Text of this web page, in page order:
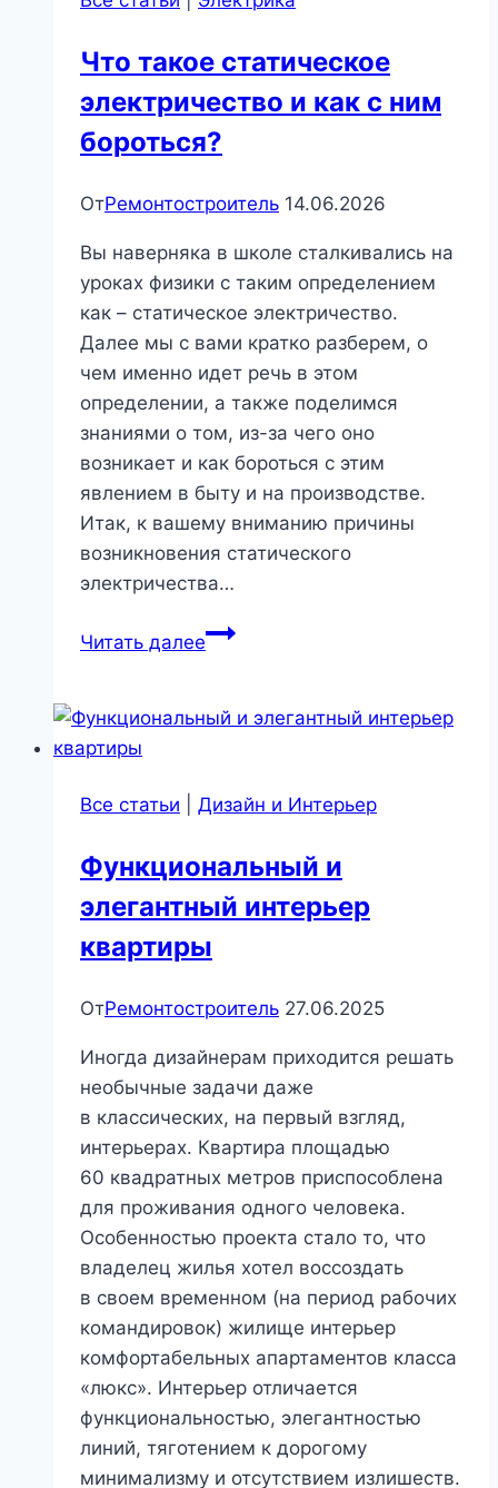
Что такое статическое
электричество и как с ним
бороться?
ОтРемонтостроитель 14.06.2026
Вы наверняка в школе сталкивались на
уроках физики с таким определением
как – статическое электричество.
Далее мы с вами кратко разберем, о
чем именно идет речь в этом
определении, а также поделимся
знаниями о том, из-за чего оно
возникает и как бороться с этим
явлением в быту и на производстве.
Итак, к вашему вниманию причины
возникновения статического
электричества…
Читать далееЧто
электричество
с
бороться?
Все статьи Дизайн и Интерьер
Функциональный и
элегантный интерьер
квартиры
ОтРемонтостроитель 27.06.2025
Иногда дизайнерам приходится решать
необычные задачи даже
в классических, на первый взгляд,
интерьерах. Квартира площадью
60 квадратных метров приспособлена
для проживания одного человека.
Особенностью проекта стало то, что
владелец жилья хотел воссоздать
в своем временном (на период рабочих
командировок) жилище интерьер
комфортабельных апартаментов класса
«люкс». Интерьер отличается
функциональностью, элегантностью
линий, тяготением к дорогому
минимализму и отсутствием излишеств.